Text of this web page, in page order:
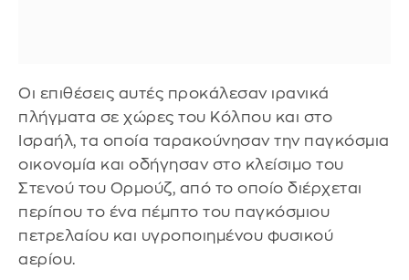
Οι επιθέσεις αυτές προκάλεσαν ιρανικά
πλήγματα σε χώρες του Κόλπου και στο
Ισραήλ, τα οποία ταρακούνησαν την παγκόσμια
οικονομία και οδήγησαν στο κλείσιμο του
Στενού του Ορμούζ, από το οποίο διέρχεται
περίπου το ένα πέμπτο του παγκόσμιου
πετρελαίου και υγροποιημένου φυσικού
αερίου.